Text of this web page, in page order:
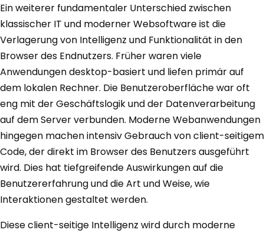
Ein weiterer fundamentaler Unterschied zwischen
klassischer IT und moderner Websoftware ist die
Verlagerung von Intelligenz und Funktionalität in den
Browser des Endnutzers. Früher waren viele
Anwendungen desktop-basiert und liefen primär auf
dem lokalen Rechner. Die Benutzeroberfläche war oft
eng mit der Geschäftslogik und der Datenverarbeitung
auf dem Server verbunden. Moderne Webanwendungen
hingegen machen intensiv Gebrauch von client-seitigem
Code, der direkt im Browser des Benutzers ausgeführt
wird. Dies hat tiefgreifende Auswirkungen auf die
Benutzererfahrung und die Art und Weise, wie
Interaktionen gestaltet werden.
Diese client-seitige Intelligenz wird durch moderne